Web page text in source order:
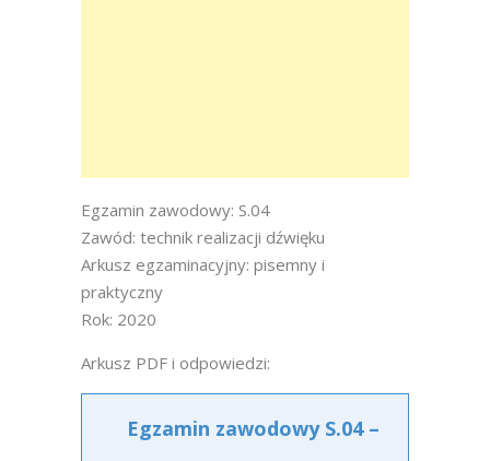
Egzamin zawodowy: S.04
Zawód: technik realizacji dźwięku
Arkusz egzaminacyjny: pisemny i
praktyczny
Rok: 2020
Arkusz PDF i odpowiedzi:
Egzamin zawodowy S.04 –